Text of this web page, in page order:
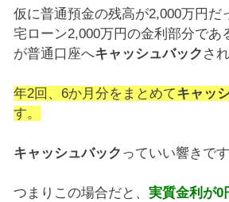
仮に普通預金の残高が2,000万円だ
宅ローン2,000万円の金利部分
が普通口座へキャッシュバック さ
年2回、6か月分をまとめてキャッ
す。
キャッシュバック っていい響きです
つまりこの場合だと、 実質金利が0